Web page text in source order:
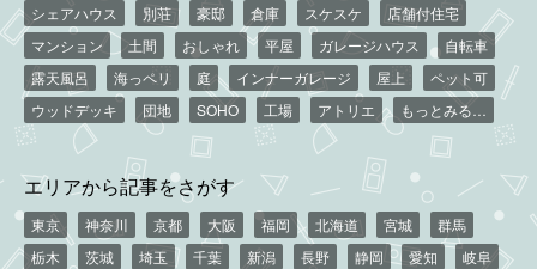
シェアハウス
別荘 豪邸 倉庫 スケスケ
店舗付住宅
マンション
土間 おしゃれ 平屋 ガレージハウス
自転車
露天風呂
海っペリ 庭 インナーガレージ 屋上
ペット可
ウッドデッキ
団地 SOHO 工場 アトリエ もっとみる…
エリアから記事をさがす
東京 神奈川 京都 大阪 福岡 北海道 宮城
群馬
栃木
茨城 埼玉 千葉 新潟 長野 静岡 愛知
岐阜